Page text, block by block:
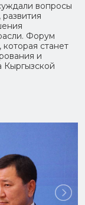
вопросы
Форум
станет
и
Кыргызской